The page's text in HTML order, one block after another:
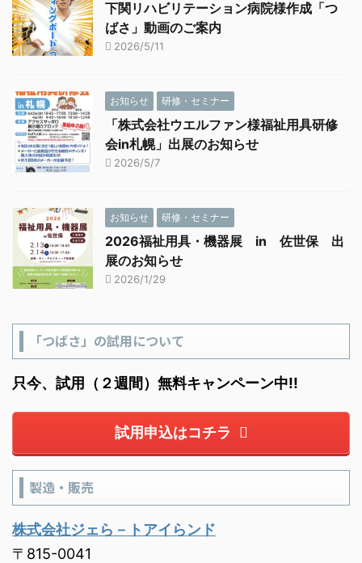
下関リハビリテーション病院様作成「つ
ばさ」動画のご案内
2026/5/11
お知らせ 研修・セミナー
「株式会社ウエルファン様福祉用具研修
会in札幌」出展のお知らせ
2026/5/7
お知らせ 研修・セミナー
2026福祉用具・機器展 in 佐世保 出
展のお知らせ
2026/1/29
「つばさ」の試用について
只今、試用（２週間）無料キャンペーン中!!
試用申込はコチラ
製造・販売
株式会社ジェら－トアイらンド
〒815-0041